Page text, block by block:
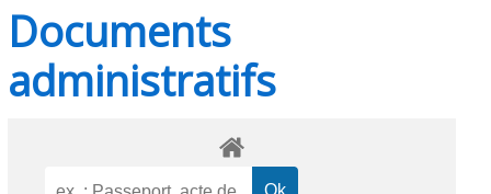
Documents
administratifs